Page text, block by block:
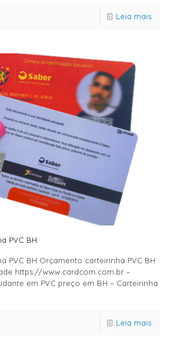
Leia mais
PVC BH
PVC BH Orçamento carteirinha PVC BH
https://www.cardcom.com.br –
em PVC preço em BH – Carteirinha
Leia mais